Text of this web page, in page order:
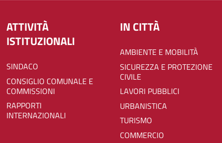
ATTIVITÀ
ISTITUZIONALI
SINDACO
CONSIGLIO COMUNALE E
COMMISSIONI
RAPPORTI
INTERNAZIONALI
IN CITTÀ
AMBIENTE E MOBILITÀ
SICUREZZA E PROTEZIONE
CIVILE
LAVORI PUBBLICI
URBANISTICA
TURISMO
COMMERCIO